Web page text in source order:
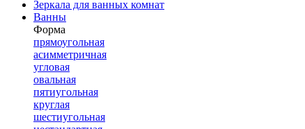
Зеркала для ванных комнат
Ванны
Форма
прямоугольная
асимметричная
угловая
овальная
пятиугольная
круглая
шестиугольная